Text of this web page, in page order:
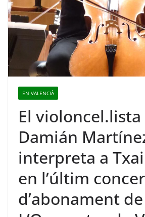
EN VALENCIÀ
El
Damián
interpreta a
en l’últim
d’abonament de